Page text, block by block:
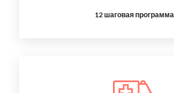
12 шаговая программа